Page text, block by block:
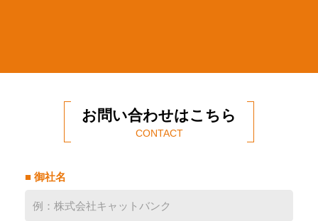
お問い合わせはこちら
CONTACT
■ 御社名